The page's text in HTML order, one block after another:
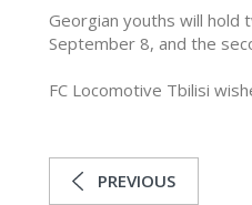
Georgian youths will hold
September 8, and the
FC Locomotive Tbilisi
PREVIOUS